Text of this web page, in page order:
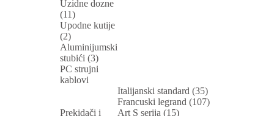
Uzidne dozne
(11)
Upodne kutije
(2)
Aluminijumski
stubići (3)
PC strujni
kablovi
Prekidači i
Italijanski standard (35)
Francuski legrand (107)
Art S serija (15)